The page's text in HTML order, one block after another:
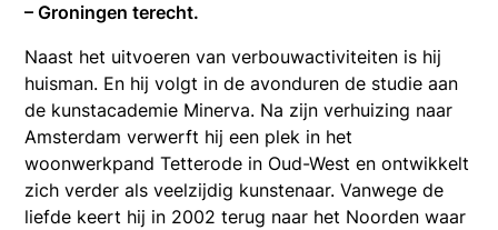
– Groningen terecht.
Naast het uitvoeren van verbouwactiviteiten is hij
huisman. En hij volgt in de avonduren de studie aan
de kunstacademie Minerva. Na zijn verhuizing naar
Amsterdam verwerft hij een plek in het
woonwerkpand Tetterode in Oud-West en ontwikkelt
zich verder als veelzijdig kunstenaar. Vanwege de
liefde keert hij in 2002 terug naar het Noorden waar